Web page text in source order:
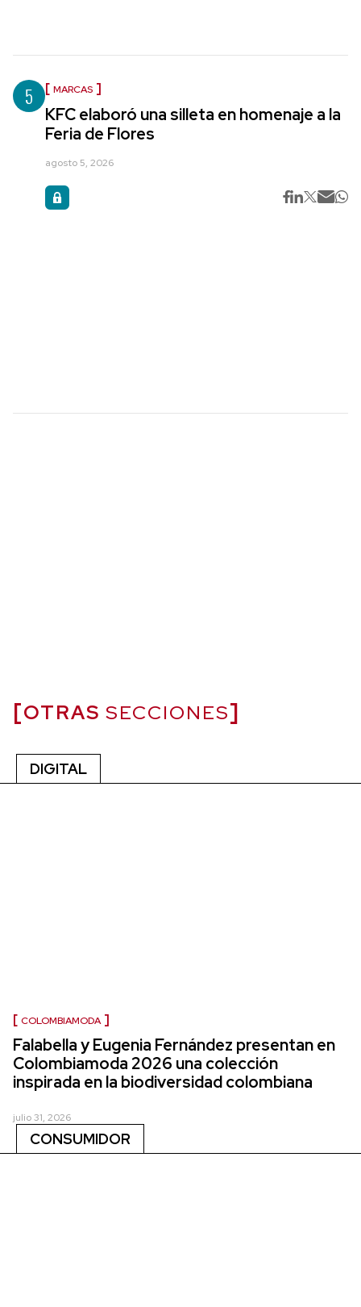
5 MARCAS
KFC elaboró una silleta en homenaje a la
Feria de Flores
agosto 5, 2026
OTRAS SECCIONES
DIGITAL
COLOMBIAMODA
Falabella y Eugenia Fernández presentan en
Colombiamoda 2026 una colección
inspirada en la biodiversidad colombiana
julio 31, 2026
CONSUMIDOR